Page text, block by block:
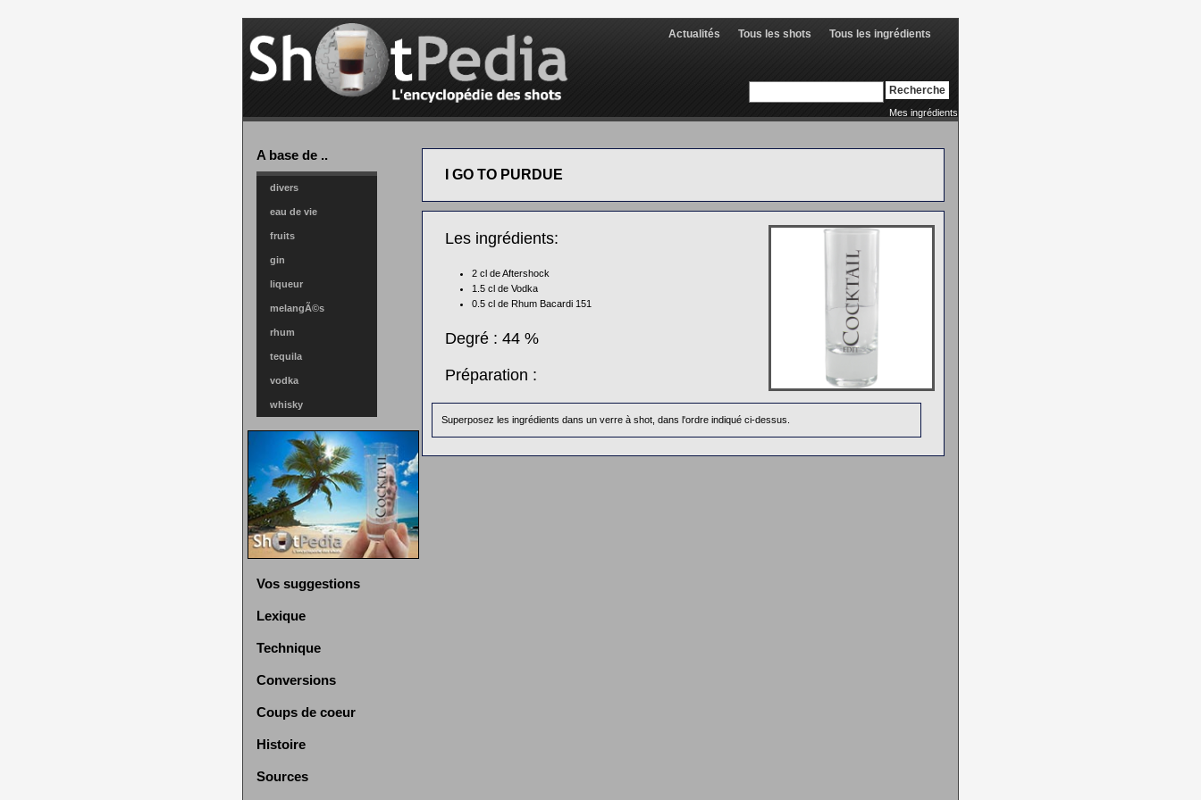
Actualités Tous les shots Tous les ingrédients
Mes ingrédients
A base de ..
divers
eau de vie
fruits
gin
liqueur
melangÃ©s
rhum
tequila
vodka
whisky
Vos suggestions
Lexique
Technique
Conversions
Coups de coeur
Histoire
Sources
I GO TO PURDUE
Les ingrédients:
2 cl deAftershock
1.5 cl de Vodka
0.5 cl de Rhum Bacardi 151
Degré : 44 %
Préparation :
Superposez les ingrédients dans un verre à shot, dans l'ordre indiqué ci-dessus.